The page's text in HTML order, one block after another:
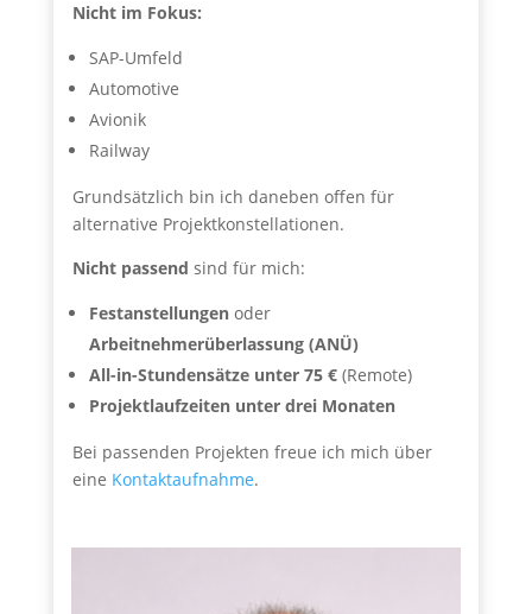
Nicht im Fokus:
SAP-Umfeld
Automotive
Avionik
Railway
Grundsätzlich bin ich daneben offen für
alternative Projektkonstellationen.
Nicht passend sind für mich:
Festanstellungenoder
Arbeitnehmerüberlassung (ANÜ)
All-in-Stundensätze unter 75 €(Remote)
Projektlaufzeiten unter drei Monaten
Bei passenden Projekten freue ich mich über
eine Kontaktaufnahme.